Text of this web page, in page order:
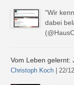
"Wir
dabei
Vom Leben gelernt:
Christoph Koch | 22/